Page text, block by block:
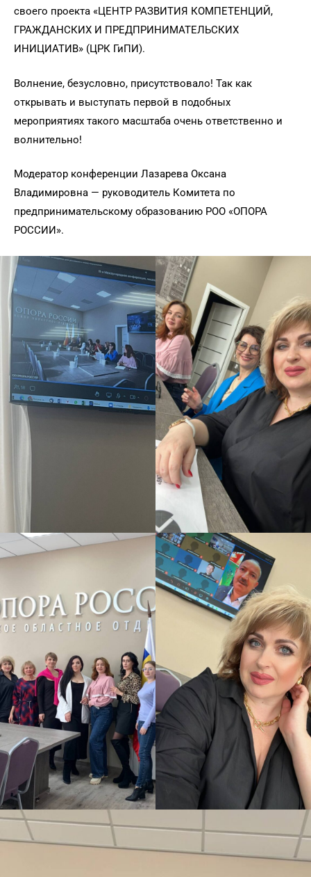
своего проекта «ЦЕНТР РАЗВИТИЯ КОМПЕТЕНЦИЙ,
ГРАЖДАНСКИХ И ПРЕДПРИНИМАТЕЛЬСКИХ
ИНИЦИАТИВ» (ЦРК ГиПИ).
Волнение, безусловно, присутствовало! Так как
открывать и выступать первой в подобных
мероприятиях такого масштаба очень ответственно и
волнительно!
Модератор конференции Лазарева Оксана
Владимировна — руководитель Комитета по
предпринимательскому образованию РОО «ОПОРА
РОССИИ».